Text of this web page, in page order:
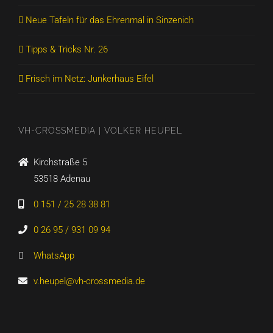
Neue Tafeln für das Ehrenmal in Sinzenich
Tipps & Tricks Nr. 26
Frisch im Netz: Junkerhaus Eifel
VH-CROSSMEDIA | VOLKER HEUPEL
Kirchstraße 5
53518 Adenau
0 151 / 25 28 38 81
0 26 95 / 931 09 94
WhatsApp
v.heupel@vh-crossmedia.de